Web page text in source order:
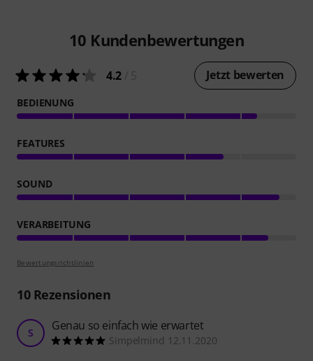
10 Kundenbewertungen
4.2 Jetzt bewerten
BEDIENUNG
FEATURES
SOUND
VERARBEITUNG
Bewertungsrichtlinien
10Rezensionen
S Genau so einfach wie erwartet
Simpelmind 12.11.2020